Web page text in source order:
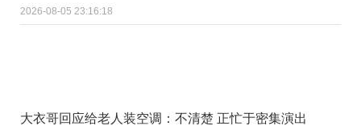
2026-08-05 23:16:18
大衣哥回应给老人装空调：不清楚 正忙于密集演出